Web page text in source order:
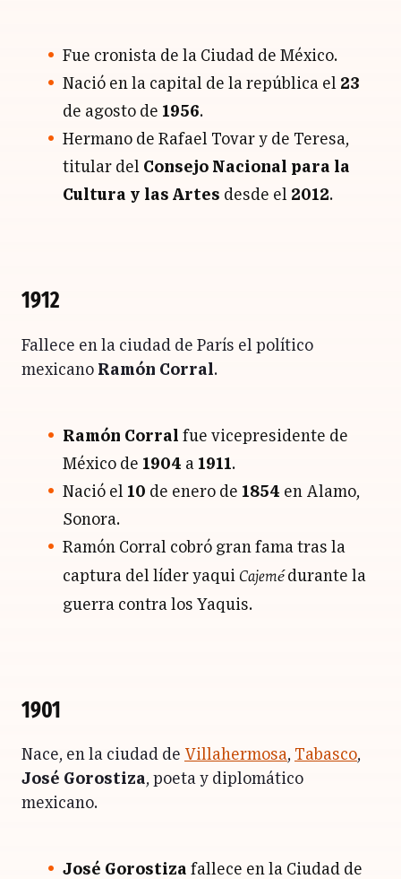
Fue cronista de la Ciudad de México.
Nació en la capital de la república el 23
de agosto de 1956.
Hermano de Rafael Tovar y de Teresa,
titular del Consejo Nacional para la
Cultura y las Artes desde el 2012.
1912
Fallece en la ciudad de París el político
mexicano Ramón Corral.
Ramón Corral fue vicepresidente de
México de 1904 a 1911.
Nació el 10 de enero de 1854 en Alamo,
Sonora.
Ramón Corral cobró gran fama tras la
captura del líder yaqui Cajemédurante la
guerra contra los Yaquis.
1901
Nace, en la ciudad de Villahermosa, Tabasco,
José Gorostiza, poeta y diplomático
mexicano.
José Gorostiza fallece en la Ciudad de